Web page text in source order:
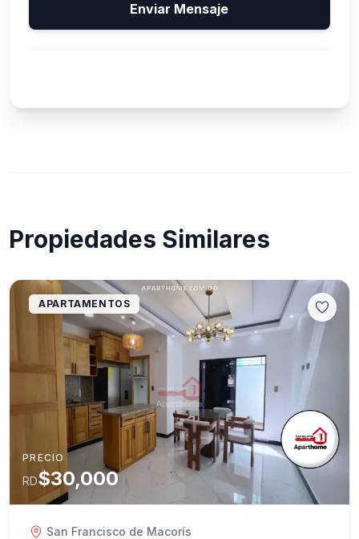
Enviar Mensaje
Propiedades Similares
APARTAMENTOS
PRECIO
RD$30,000
San Francisco de Macorís